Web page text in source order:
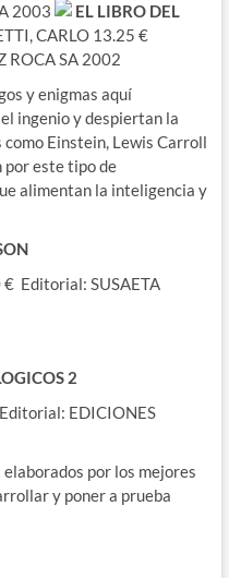
2003
EL LIBRO DEL
CARLO 13.25 €
ROCA SA 2002
y enigmas aquí
ingenio y despiertan la
Einstein, Lewis Carroll
este tipo de
alimentan la inteligencia y
Editorial: SUSAETA
2
EDICIONES
por los mejores
y poner a prueba